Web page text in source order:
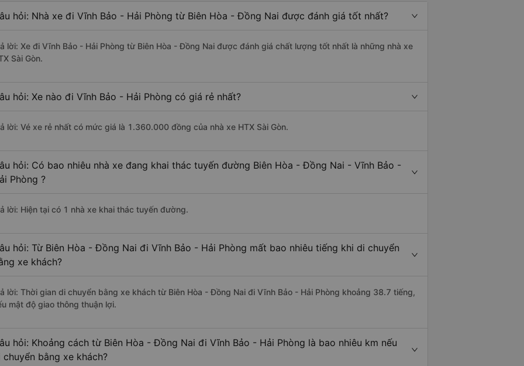
hỏi: Nhà xe đi Vĩnh Bảo - Hải Phòng từ Biên Hòa - Đồng Nai được đánh giá tốt nhất?
lời: Xe đi Vĩnh Bảo - Hải Phòng từ Biên Hòa - Đồng Nai được đánh giá chất lượng tốt nhất là những nhà xe
Sài Gòn.
hỏi: Xe nào đi Vĩnh Bảo - Hải Phòng có giá rẻ nhất?
lời: Vé xe rẻ nhất có mức giá là 1.360.000 đồng của nhà xe HTX Sài Gòn.
hỏi: Có bao nhiêu nhà xe đang khai thác tuyến đường Biên Hòa - Đồng Nai - Vĩnh Bảo -
Phòng ?
lời: Hiện tại có 1 nhà xe khai thác tuyến đường.
hỏi: Từ Biên Hòa - Đồng Nai đi Vĩnh Bảo - Hải Phòng mất bao nhiêu tiếng khi di chuyển
xe khách?
lời: Thời gian di chuyển bằng xe khách từ Biên Hòa - Đồng Nai đi Vĩnh Bảo - Hải Phòng khoảng 38.7 tiếng,
mật độ giao thông thuận lợi.
hỏi: Khoảng cách từ Biên Hòa - Đồng Nai đi Vĩnh Bảo - Hải Phòng là bao nhiêu km nếu
chuyển bằng xe khách?